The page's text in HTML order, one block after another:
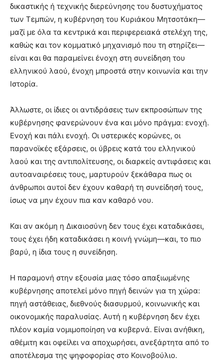
δικαστικής ή τεχνικής διερεύνησης του δυστυχήματος
των Τεμπών, η κυβέρνηση του Κυριάκου Μητσοτάκη—
μαζί με όλα τα κεντρικά και περιφερειακά στελέχη της,
καθώς και τον κομματικό μηχανισμό που τη στηρίζει—
είναι και θα παραμείνει ένοχη στη συνείδηση του
ελληνικού λαού, ένοχη μπροστά στην κοινωνία και την
Ιστορία.
Άλλωστε, οι ίδιες οι αντιδράσεις των εκπροσώπων της
κυβέρνησης φανερώνουν ένα και μόνο πράγμα: ενοχή.
Ενοχή και πάλι ενοχή. Οι υστερικές κορώνες, οι
παρανοϊκές εξάρσεις, οι ύβρεις κατά του ελληνικού
λαού και της αντιπολίτευσης, οι διαρκείς αντιφάσεις και
αυτοαναιρέσεις τους, μαρτυρούν ξεκάθαρα πως οι
άνθρωποι αυτοί δεν έχουν καθαρή τη συνείδησή τους,
ίσως να μην έχουν πια καν καθαρό νου.
Και αν ακόμη η Δικαιοσύνη δεν τους έχει καταδικάσει,
τους έχει ήδη καταδικάσει η κοινή γνώμη—και, το πιο
βαρύ, η ίδια τους η συνείδηση.
Η παραμονή στην εξουσία μιας τόσο απαξιωμένης
κυβέρνησης αποτελεί μόνο πηγή δεινών για τη χώρα:
πηγή αστάθειας, διεθνούς διασυρμού, κοινωνικής και
οικονομικής παραλυσίας. Αυτή η κυβέρνηση δεν έχει
πλέον καμία νομιμοποίηση να κυβερνά. Είναι ανήθικη,
αθέμιτη και οφείλει να αποχωρήσει, ανεξάρτητα από το
αποτέλεσμα της ψηφοφορίας στο Κοινοβούλιο.